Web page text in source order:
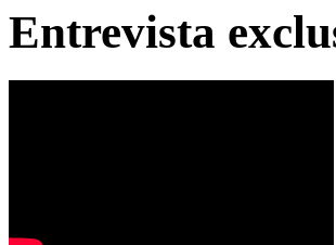
Entrevista